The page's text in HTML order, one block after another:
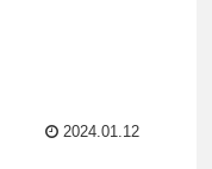
2024.01.12